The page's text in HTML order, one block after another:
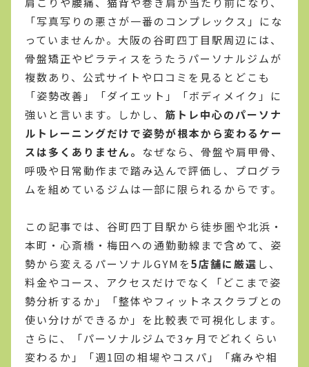
「写真写りの悪さが一番のコンプレックス」にな
っていませんか。大阪の谷町四丁目駅周辺には、
骨盤矯正やピラティスをうたうパーソナルジムが
複数あり、公式サイトや口コミを見るとどこも
「姿勢改善」「ダイエット」「ボディメイク」に
強いと言います。しかし、 筋トレ中心のパーソナ
ルトレーニングだけで姿勢が根本から変わるケー
スは多くありません。 なぜなら、骨盤や肩甲骨、
呼吸や日常動作まで踏み込んで評価し、プログラ
ムを組めているジムは一部に限られるからです。
この記事では、谷町四丁目駅から徒歩圏や北浜・
本町・心斎橋・梅田への通勤動線まで含めて、姿
勢から変えるパーソナルGYMを5店舗に厳選 し、
料金やコース、アクセスだけでなく「どこまで姿
勢分析するか」「整体やフィットネスクラブとの
使い分けができるか」を比較表で可視化します。
さらに、「パーソナルジムで3ヶ月でどれくらい
変わるか」「週1回の相場やコスパ」「痛みや相